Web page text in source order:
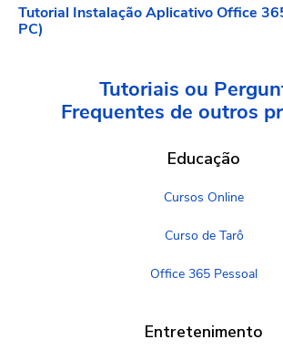
Tutorial Instalação Aplicativo Office
PC)
Tutoriais ou
Frequentes de outros
Educação
Cursos Online
Curso de Tarô
Office 365 Pessoal
Entretenimento